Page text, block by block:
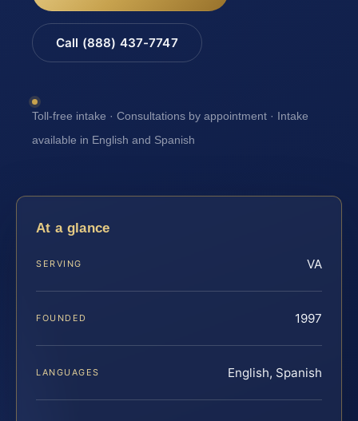
Call (888) 437-7747
Toll-free intake · Consultations by appointment · Intake
available in English and Spanish
At a glance
SERVING VA
FOUNDED 1997
LANGUAGES English, Spanish